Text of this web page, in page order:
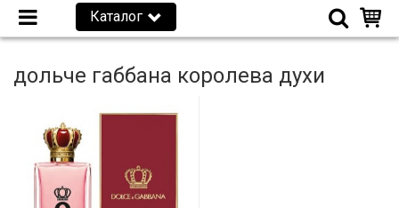
Каталог
дольче габбана королева духи